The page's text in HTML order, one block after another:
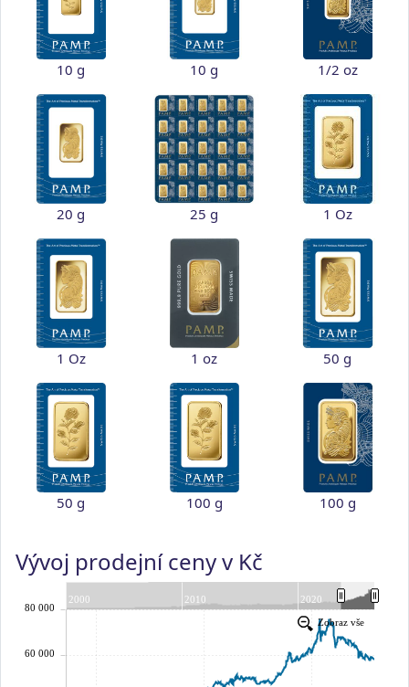
10 g 10 g 1/2 oz
20 g 25 g 1 Oz
1 Oz 1 oz 50 g
50 g 100 g 100 g
Vývoj prodejní ceny v Kč